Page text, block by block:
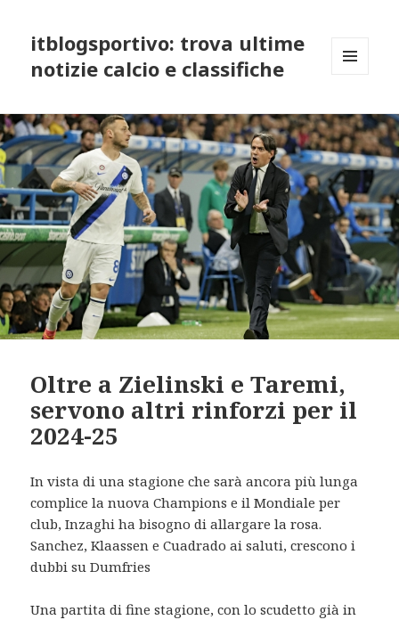
itblogsportivo: trova ultime
notizie calcio e classifiche
WIDGETS
Oltre a Zielinski e Taremi,
servono altri rinforzi per il
2024-25
In vista di una stagione che sarà ancora più lunga
complice la nuova Champions e il Mondiale per
club, Inzaghi ha bisogno di allargare la rosa.
Sanchez, Klaassen e Cuadrado ai saluti, crescono i
dubbi su Dumfries
Una partita di fine stagione, con lo scudetto già in